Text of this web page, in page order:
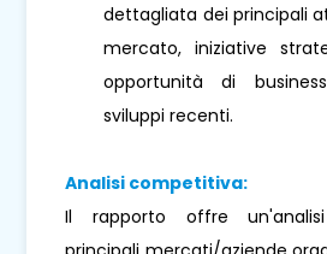
dettagliata dei principali
mercato, iniziative
opportunità di
sviluppi recenti.
Analisi competitiva:
Il rapporto offre